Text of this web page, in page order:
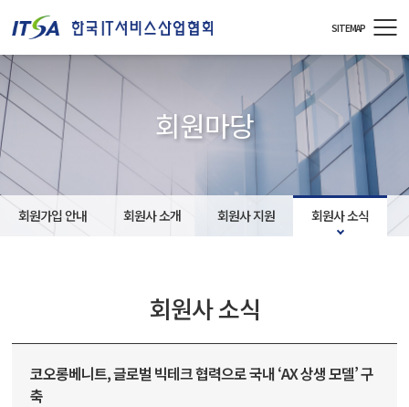
SITEMAP
회원마당
회원가입 안내 회원사 소개 회원사 지원 회원사 소식
회원사 소식
코오롱베니트, 글로벌 빅테크 협력으로 국내 ‘AX 상생 모델’ 구
축